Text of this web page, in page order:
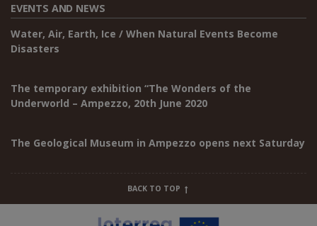
EVENTS AND NEWS
Water, Air, Earth, Ice / When Natural Events Become
Disasters
The temporary exhibition “The Wonders of the
Underworld – Ampezzo, 20th June 2020
The Geological Museum in Ampezzo opens next Saturday
BACK TO TOP